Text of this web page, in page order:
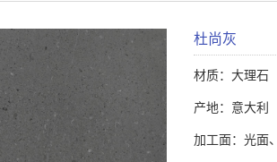
杜尚灰
材质：大理石
产地：意大利
加工面：光面